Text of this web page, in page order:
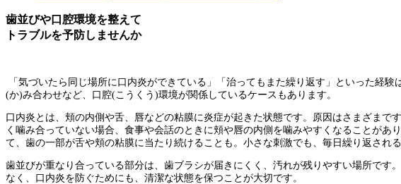
歯並びや口腔環境を整えて
トラブルを予防しませんか
「気づいたら同じ場所に口内炎ができている」「治ってもまた繰り返す」といった経
(か)み合わせなど、口腔(こうくう)環境が関係しているケースもあります。
口内炎とは、頬の内側や舌、唇などの粘膜に炎症が起きた状態です。原因はさまざま
く噛み合っていない場合、食事や会話のときに頬や唇の内側を噛みやすくなることが
て、歯の一部が舌や頬の粘膜に当たり続けることも。小さな刺激でも、毎日繰り返され
歯並びが重なり合っている部分は、歯ブラシが届きにくく、汚れが残りやすい場所で
なく、口内炎を防ぐためにも、清潔な状態を保つことが大切です。